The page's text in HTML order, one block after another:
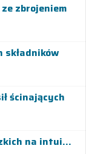
zbrojeniem
ścinających
na intui...